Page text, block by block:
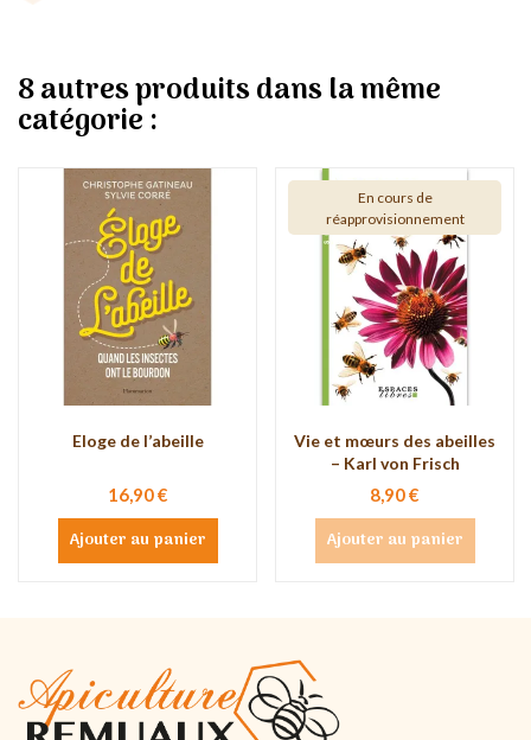
8 autres produits dans la même
catégorie :
Eloge de l’abeille
16,90 €
Ajouter au panier
En cours de
réapprovisionnement
Vie et mœurs des abeilles
– Karl von Frisch
8,90 €
Ajouter au panier